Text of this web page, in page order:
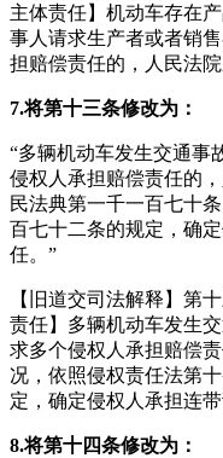
主体责任】机动车存在
事人请求生产者或者销
担赔偿责任的，人民法院
7.将第十三条修改为：
“多辆机动车发生交通事
侵权人承担赔偿责任的
民法典第一千一百七十
百七十二条的规定，确
任。”
【旧道交司法解释】第
责任】多辆机动车发生
求多个侵权人承担赔偿
况，依照侵权责任法第
定，确定侵权人承担连
8.将第十四条修改为：